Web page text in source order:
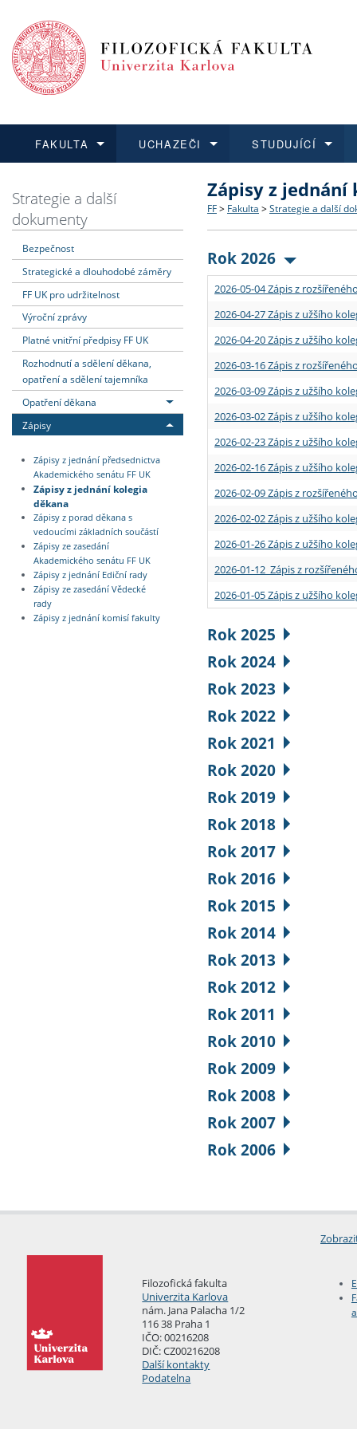
FAKULTA
Dozvědět se více
Struktura a historie
Strategie a další
Podpora a benefity pro
Absolventi fakulty
UCHAZEČI
Podat přihlášku
Co studovat a jak se
Učitelské studijní
Informace k průběhu
STUDUJÍCÍ
Dozvědět se více
Bakalářské a magisterské
Doktorské studium
Rigorózní řízení
Dozvědět se více
O vědě a výzkumu na FF
Akademické kvalifikace
Granty a projekty
Dozvědět se více
Aktuální nabídky a
Vyjíždějící studenti
Přijíždějící studenti
Vyjíždějící zaměstnanci
Strategie a další
dokumenty
Bezpečnost
Strategické a dlouhodobé záměry
FF UK pro udržitelnost
Výroční zprávy
Platné vnitřní předpisy FF UK
Rozhodnutí a sdělení děkana,
opatření a sdělení tajemníka
Opatření děkana
Zápisy
Zápisy z jednání předsednictva
Akademického senátu FF UK
Zápisy z jednání kolegia
děkana
Zápisy z porad děkana s
vedoucími základních součástí
Zápisy ze zasedání
Akademického senátu FF UK
Zápisy z jednání Ediční rady
Zápisy ze zasedání Vědecké
rady
Zápisy z jednání komisí fakulty
Zápisy z jednání
FF > Fakulta > Strategie a další
Rok 2026
2026-05-04 Zápis z
2026-04-27 Zápis z užšího
2026-04-20 Zápis z užšího
2026-03-16 Zápis z
2026-03-09 Zápis z užšího
2026-03-02 Zápis z užšího
2026-02-23 Zápis z užšího
2026-02-16 Zápis z užšího
2026-02-09 Zápis z
2026-02-02 Zápis z užšího
2026-01-26 Zápis z užšího
2026-01-12 Zápis z
2026-01-05 Zápis z užšího
Rok 2025
Rok 2024
Rok 2023
Rok 2022
Rok 2021
Rok 2020
Rok 2019
Rok 2018
Rok 2017
Rok 2016
Rok 2015
Rok 2014
Rok 2013
Rok 2012
Rok 2011
Rok 2010
Rok 2009
Rok 2008
Rok 2007
Rok 2006
Filozofická fakulta
Univerzita Karlova
nám. Jana Palacha 1/2
116 38 Praha 1
IČO: 00216208
DIČ: CZ00216208
Další kontakty
Podatelna